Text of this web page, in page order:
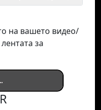
на вашето видео/
за